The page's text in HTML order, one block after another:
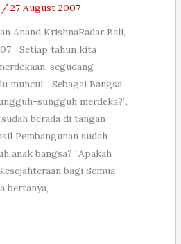
/27 August 2007
Anand KrishnaRadar Bali,
Setiap tahun kita
segudang
muncul: “Sebagai Bangsa
sungguh merdeka?”,
berada di tangan
Pembangunan sudah
anak bangsa? “Apakah
bagi Semua
bertanya,